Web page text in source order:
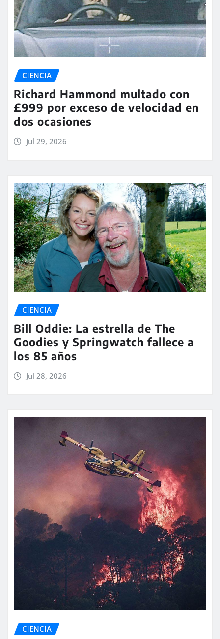
CIENCIA
Richard Hammond multado con
£999 por exceso de velocidad en
dos ocasiones
Jul 29, 2026
CIENCIA
Bill Oddie: La estrella de The
Goodies y Springwatch fallece a
los 85 años
Jul 28, 2026
CIENCIA